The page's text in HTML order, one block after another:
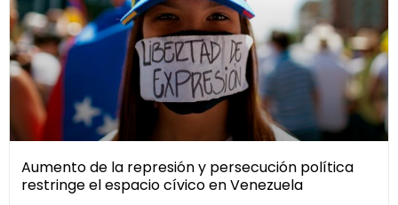
Aumento de la represión y persecución política
restringe el espacio cívico en Venezuela